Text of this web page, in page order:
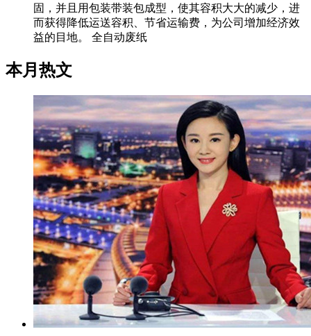
固，并且用包装带装包成型，使其容积大大的减少，进
而获得降低运送容积、节省运输费，为公司增加经济效
益的目地。 全自动废纸
本月热文